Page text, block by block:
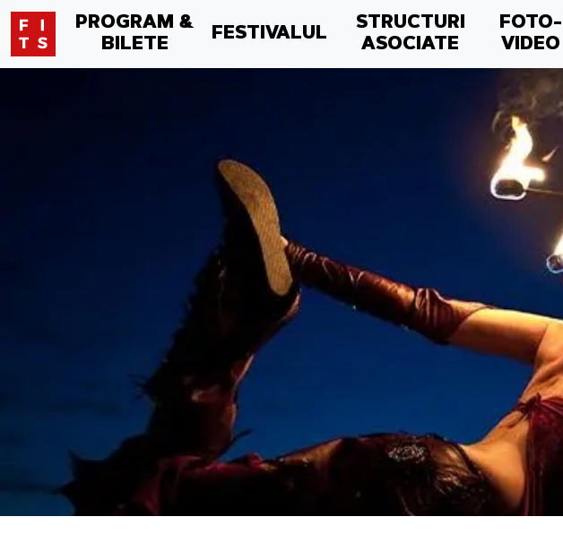
PROGRAM &
BILETE
FESTIVALUL
STRUCTURI
ASOCIATE
FOTO-
VIDEO